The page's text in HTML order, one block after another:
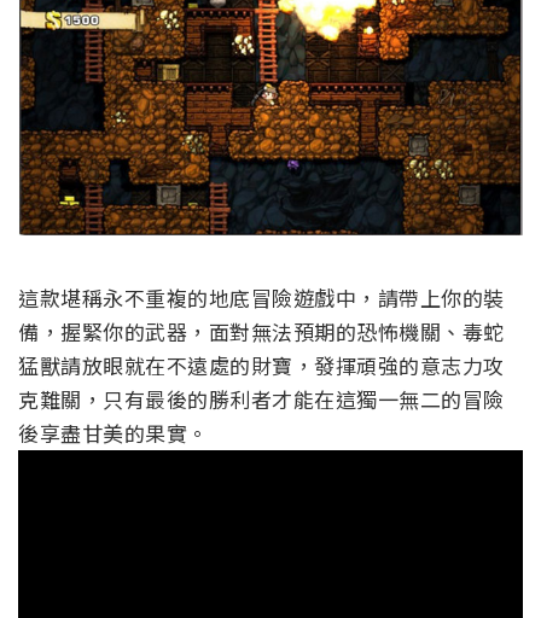
這款堪稱永不重複的地底冒險遊戲中，請帶上你的裝
備，握緊你的武器，面對無法預期的恐怖機關、毒蛇
猛獸請放眼就在不遠處的財寶，發揮頑強的意志力攻
克難關，只有最後的勝利者才能在這獨一無二的冒險
後享盡甘美的果實。